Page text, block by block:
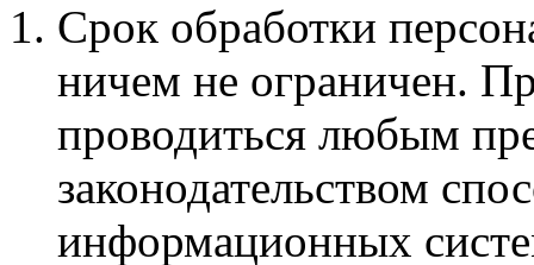
Срок обработки
ничем не ограничен.
проводиться любым
законодательством
информационных